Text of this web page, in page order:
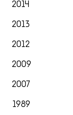
2014
2013
2012
2009
2007
1989